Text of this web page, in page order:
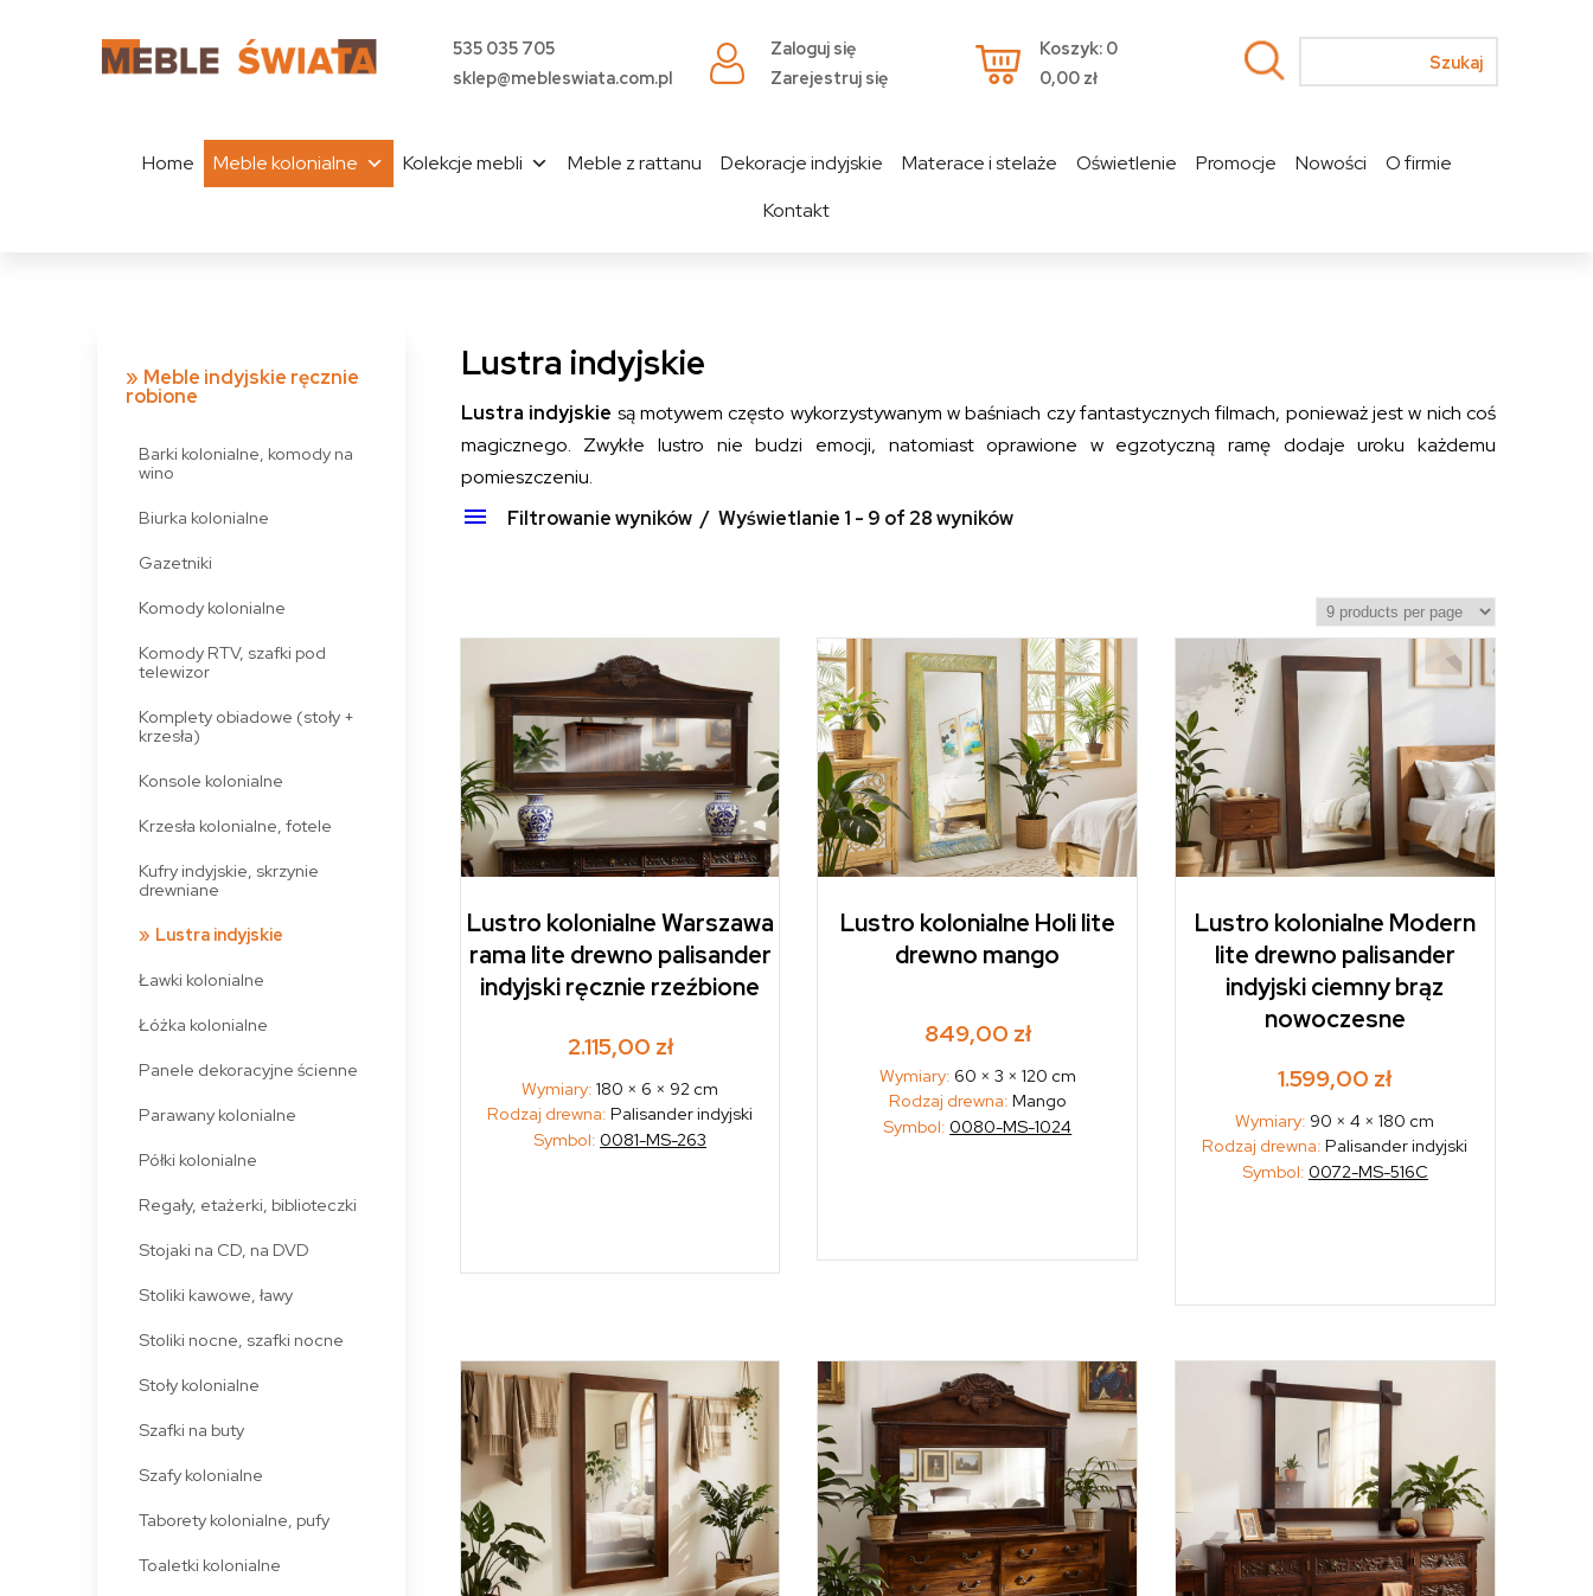
535 035 705
sklep@mebleswiata.com.pl
Zaloguj się
Zarejestruj się
Koszyk: 0
0,00 zł
Home Meble kolonialne Kolekcje mebli Meble z rattanu Dekoracje indyjskie Materace i stelaże Oświetlenie Promocje Nowości
O firmie
Kontakt
Meble indyjskie ręcznie
robione
Barki kolonialne, komody na
wino
Biurka kolonialne
Gazetniki
Komody kolonialne
Komody RTV, szafki pod
telewizor
Komplety obiadowe (stoły +
krzesła)
Konsole kolonialne
Krzesła kolonialne, fotele
Kufry indyjskie, skrzynie
drewniane
Lustra indyjskie
Ławki kolonialne
Łóżka kolonialne
Panele dekoracyjne ścienne
Parawany kolonialne
Półki kolonialne
Regały, etażerki, biblioteczki
Stojaki na CD, na DVD
Stoliki kawowe, ławy
Stoliki nocne, szafki nocne
Stoły kolonialne
Szafki na buty
Szafy kolonialne
Taborety kolonialne, pufy
Toaletki kolonialne
Lustra indyjskie
Lustra indyjskie są motywem często wykorzystywanym w baśniach czy fantastycznych filmach, ponieważ jest w nich coś
magicznego. Zwykłe lustro nie budzi emocji, natomiast oprawione w egzotyczną ramę dodaje uroku każdemu
pomieszczeniu.
Filtrowanie wyników
Wyświetlanie 1 - 9 of 28 wyników
Lustro kolonialne Warszawa
rama lite drewno palisander
indyjski ręcznie rzeźbione
2.115,00 zł
Wymiary:180 × 6 × 92 cm
Rodzaj drewna: Palisander indyjski
Symbol: 0081-MS-263
Lustro kolonialne Holi lite
drewno mango
849,00 zł
Wymiary: 60 × 3 × 120 cm
Rodzaj drewna: Mango
Symbol: 0080-MS-1024
Lustro kolonialne Modern
lite drewno palisander
indyjski ciemny brąz
nowoczesne
1.599,00 zł
Wymiary: 90 × 4 × 180 cm
Rodzaj drewna: Palisander indyjski
Symbol: 0072-MS-516C